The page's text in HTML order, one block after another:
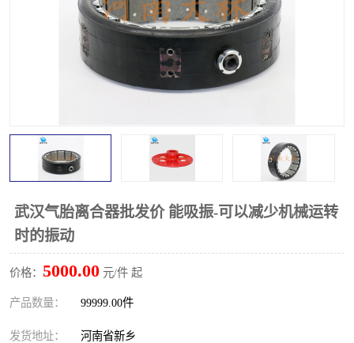
武汉气胎离合器批发价 能吸振-可以减少机械运转
时的振动
价格： 5000.00 元/件 起
产品数量： 99999.00件
发货地址： 河南省新乡
DY隔膜式离合器 CB离合器
实芯轮胎
联轴器